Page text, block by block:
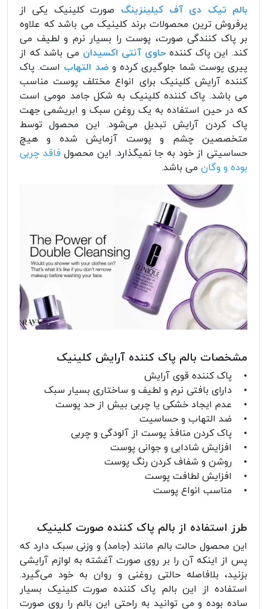
بالم تیک دی آف کیلینزینگ صورت کلینیک یکی از
پرفروش ترین محصولات برند کلینیک می باشد که علاوه
بر پاک کنندگی صورت، پوست را بسیار نرم و لطیف می
کند. این پاک کننده حاوی آنتی اکسیدان می باشد که از
پیری پوست شما جلوگیری کرده وضد التهاب است. پاک
کننده آرایش کلینیک برای انواع مختلف پوست مناسب
می باشد. پاک کننده کلینیک به شکل جامد مومی است
که در حین استفاده به یک روغن سبک و ابریشمی جهت
پاک کردن آرایش تبدیل می‌شود. این محصول توسط
متخصصین چشم و پوست آزمایش شده و هیچ
حساسیتی از خود به جا نمیگذارد. این محصول فاقد چربی
بوده و وگان می باشد.
مشخصات بالم پاک کننده آرایش کلینیک
• پاک کننده قوی آرایش
• دارای بافتی نرم و لطیف و ساختاری بسیار سبک
• عدم ایجاد خشکی یا چربی بیش از حد پوست
• ضد التهاب و حساسیت
• پاک کردن منافذ پوست از آلودگی و چربی
• افزایش شادابی و جوانی پوست
• روشن و شفاف کردن رنگ پوست
• افزایش لطافت پوست
• مناسب انواع پوست
طرز استفاده از بالم پاک کننده صورت کلینیک
این محصول حالت بالم مانند (جامد) و وزنی سبک دارد که
پس از اینکه آن را بر روی صورت آغشته به لوازم آرایشی
بزنید، بلافاصله حالتی روغنی و روان به خود می‌گیرد.
استفاده از این بالم پاک کننده صورت کلینیک بسیار
ساده بوده و می توانید به راحتی این بالم را روی صورت